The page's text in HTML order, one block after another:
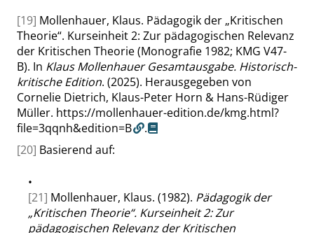
[19] Mollenhauer, Klaus. Pädagogik der „Kritischen
Theorie“. Kurseinheit 2: Zur pädagogischen Relevanz
der Kritischen Theorie (Monografie 1982; KMG V47-
B). In Klaus Mollenhauer Gesamtausgabe. Historisch-
kritische Edition. (2025). Herausgegeben von
Cornelie Dietrich, Klaus-Peter Horn & Hans-Rüdiger
Müller. https://mollenhauer-edition.de/kmg.html?
file=3qqnh&edition=B
.
[20] Basierend auf:
•
[21] Mollenhauer, Klaus. (1982). Pädagogik der
„Kritischen Theorie“. Kurseinheit 2: Zur
pädagogischen Relevanz der Kritischen